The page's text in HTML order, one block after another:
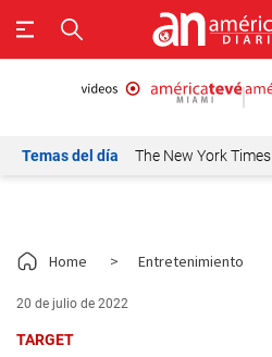
Temas del día The New York Times
Home > Entretenimiento
20 de julio de 2022
TARGET